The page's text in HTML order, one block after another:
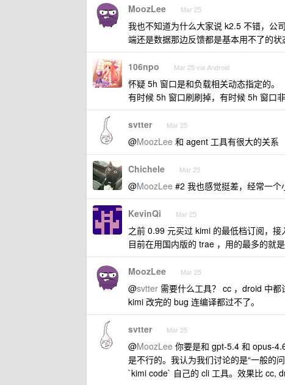
MoozLee Mar 25
我也不知道为什么大家说 k2.5 不错，公
端还是数据那边反馈都是基本用不了的状
106npo Mar 25 via Android
怀疑 5h 窗口是和负载相关动态指定的。
有时候 5h 窗口刷刷掉，有时候 5h 窗口
svtter Mar 25
@MoozLee 和 agent 工具有很大的关系
Chichele Mar 25
@MoozLee #2 我也感觉挺差，经常一
KevinQi Mar 25
之前 0.99 元买过 kimi 的最低档订阅，接
目前在用国内版的 trae ，用的最多的就
MoozLee Mar 25
@svtter 需要什么工具？ cc ，droid 中都
kimi 改完的 bug 连编译都过不了。
svtter Mar 25
@MoozLee 你要是和 gpt-5.4 和 opus-
是不行的。我认为我们讨论的是“一般的
`kimi code` 自己的 cli 工具。效果比 cc,